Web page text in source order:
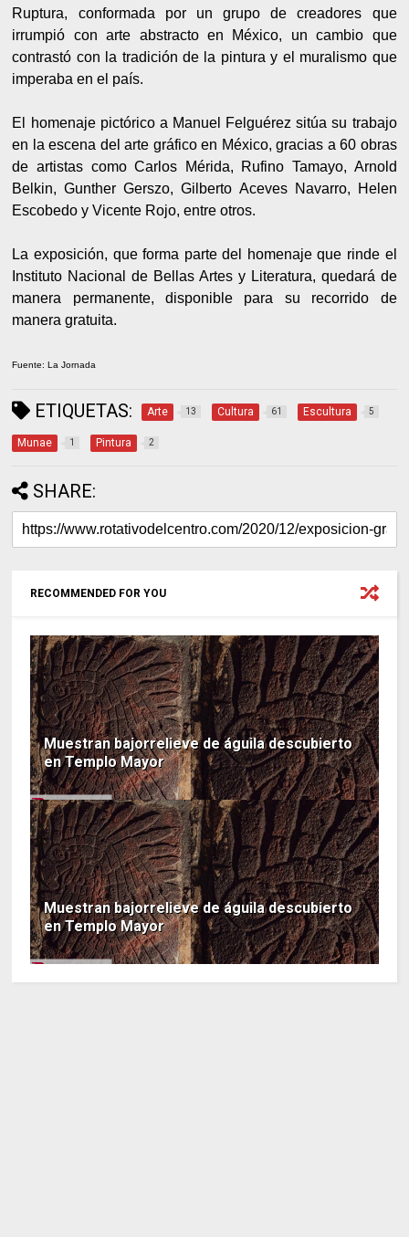
Ruptura, conformada por un grupo de creadores que
irrumpió con arte abstracto en México, un cambio que
contrastó con la tradición de la pintura y el muralismo que
imperaba en el país.
El homenaje pictórico a Manuel Felguérez sitúa su trabajo
en la escena del arte gráfico en México, gracias a 60 obras
de artistas como Carlos Mérida, Rufino Tamayo, Arnold
Belkin, Gunther Gerszo, Gilberto Aceves Navarro, Helen
Escobedo y Vicente Rojo, entre otros.
La exposición, que forma parte del homenaje que rinde el
Instituto Nacional de Bellas Artes y Literatura, quedará de
manera permanente, disponible para su recorrido de
manera gratuita.
Fuente: La Jornada
ETIQUETAS: Arte 13 Cultura 61 Escultura 5
Munae 1 Pintura 2
SHARE:
RECOMMENDED FOR YOU
Muestran bajorrelieve de águila descubierto
en Templo Mayor
Muestran bajorrelieve de águila descubierto
en Templo Mayor